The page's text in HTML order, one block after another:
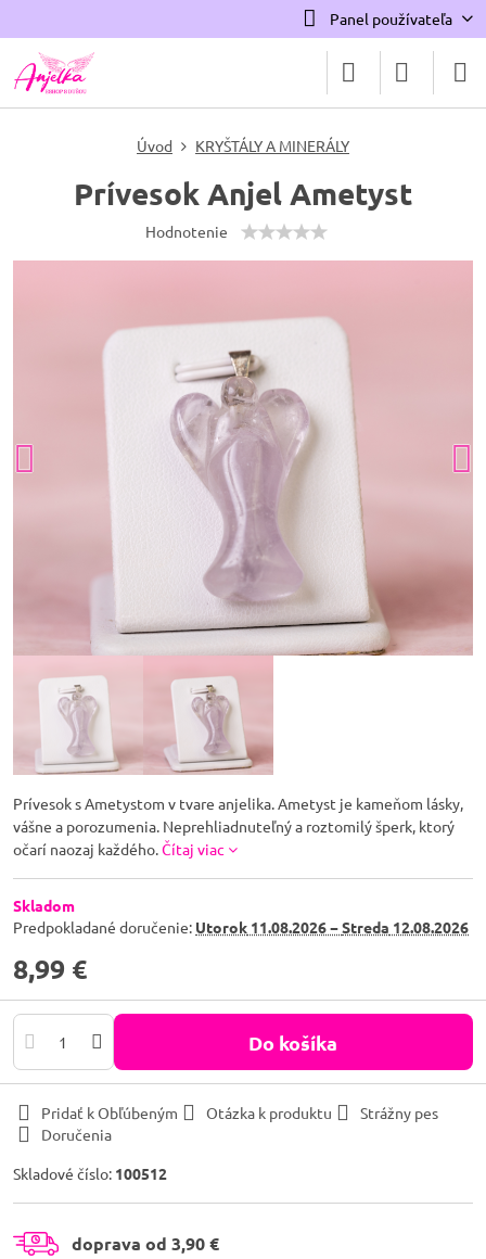
Panel používateľa
Úvod KRYŠTÁLY A MINERÁLY
Prívesok Anjel Ametyst
Hodnotenie
Prívesok s Ametystom v tvare anjelika. Ametyst je kameňom lásky,
vášne a porozumenia. Neprehliadnuteľný a roztomilý šperk, ktorý
očarí naozaj každého.Čítaj viac
Skladom
Predpokladané doručenie: Utorok 11.08.2026 −Streda 12.08.2026
8,99 €
Do košíka
Pridať k Obľúbeným Otázka k produktu
Strážny pes
Doručenia
Skladové číslo: 100512
doprava od 3,90 €